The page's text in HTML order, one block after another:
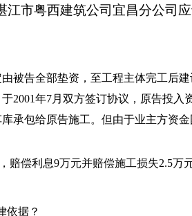
江市粤西建筑公司宜昌分公司
被告全部垫资，至工程主体完工后
2001年7月双方签订协议，原告投入
承包给原告施工。但由于业主方资
赔偿利息9万元并赔偿施工损失2.5万
依据？